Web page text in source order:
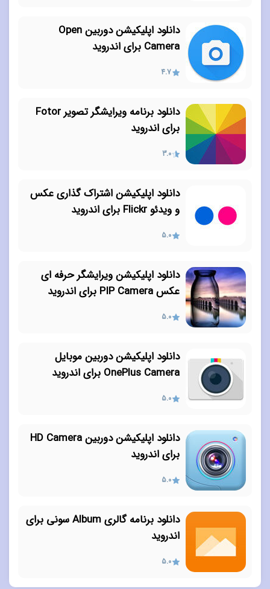
دانلود اپلیکیشن دوربین Open
Camera برای اندروید
4.7
دانلود برنامه ویرایشگر تصویر Fotor
برای اندروید
3.0
دانلود اپلیکیشن اشتراک گذاری عکس
و ویدئو Flickr برای اندروید
5.0
دانلود اپلیکیشن ویرایشگر حرفه ای
عکس PIP Camera برای اندروید
5.0
دانلود اپلیکیشن دوربین موبایل
OnePlus Camera برای اندروید
5.0
دانلود اپلیکیشن دوربین HD Camera
برای اندروید
5.0
دانلود برنامه گالری Album سونی برای
اندروید
5.0